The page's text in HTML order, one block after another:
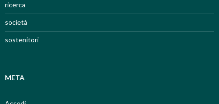
ricerca
società
sostenitori
META